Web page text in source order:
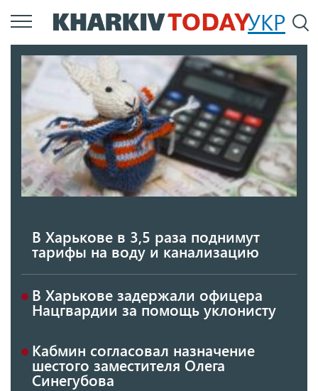
Перейти
к
содержанию
УКР
В Харькове в 3,5 раза поднимут
тарифы на воду и канализацию
В Харькове задержали офицера
Нацгвардии за помощь уклонисту
Кабмин согласовал назначение
шестого заместителя Олега
Синегубова